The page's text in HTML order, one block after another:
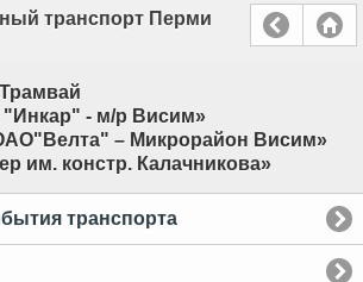
транспорт Перми
Трамвай
"Инкар" - м/р Висим»
– Микрорайон Висим»
им. констр. Калачникова»
транспорта